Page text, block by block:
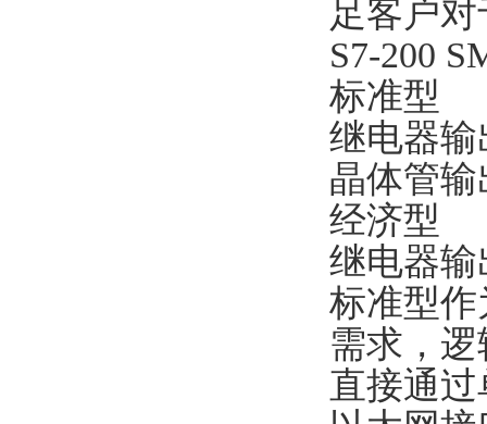
足客户
S7-200
标准型
继电器输
晶体管输
经济型
继电器输
标准型作
需求，
直接通